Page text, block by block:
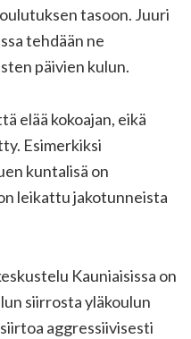
tasoon. Juuri
tehdään ne
päivien kulun.
elää kokoajan, eikä
Esimerkiksi
kuntalisä on
leikattu jakotunneista
Kauniaisissa on
siirrosta yläkoulun
aggressiivisesti